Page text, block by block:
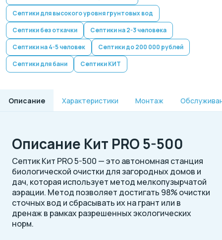
Септики для высокого уровня грунтовых вод
Септики без откачки
Септики на 2-3 человека
Септики на 4-5 человек
Септики до 200 000 рублей
Септики для бани
Септики КИТ
Описание Характеристики Монтаж
Описание Кит PRO 5-500
Септик Кит PRO 5-500 — это автономная станция
биологической очистки для загородных домов и
дач, которая использует метод мелкопузырчатой
аэрации. Метод позволяет достигать 98% очистки
сточных вод и сбрасывать их на грант или в
дренаж в рамках разрешенных экологических
норм.